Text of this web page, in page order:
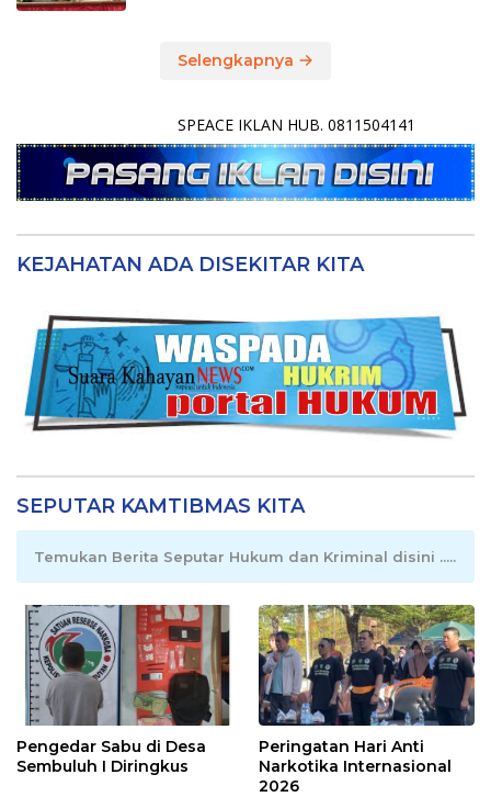
Selengkapnya
SPEACE IKLAN HUB. 0811504141
KEJAHATAN ADA DISEKITAR KITA
SEPUTAR KAMTIBMAS KITA
Temukan Berita Seputar Hukum dan Kriminal disini .....
Pengedar Sabu di Desa
Sembuluh I Diringkus
Peringatan Hari Anti
Narkotika Internasional
2026